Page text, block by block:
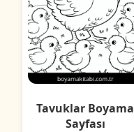
Tavuklar Boyama
Sayfası